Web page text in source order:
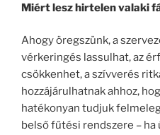
Miért lesz hirtelen valaki
Ahogy öregszünk, a
vérkeringés lassulhat, az
csökkenhet, a szívverés
hozzájárulhatnak ahhoz,
hatékonyan tudjuk
belső fűtési rendszere –